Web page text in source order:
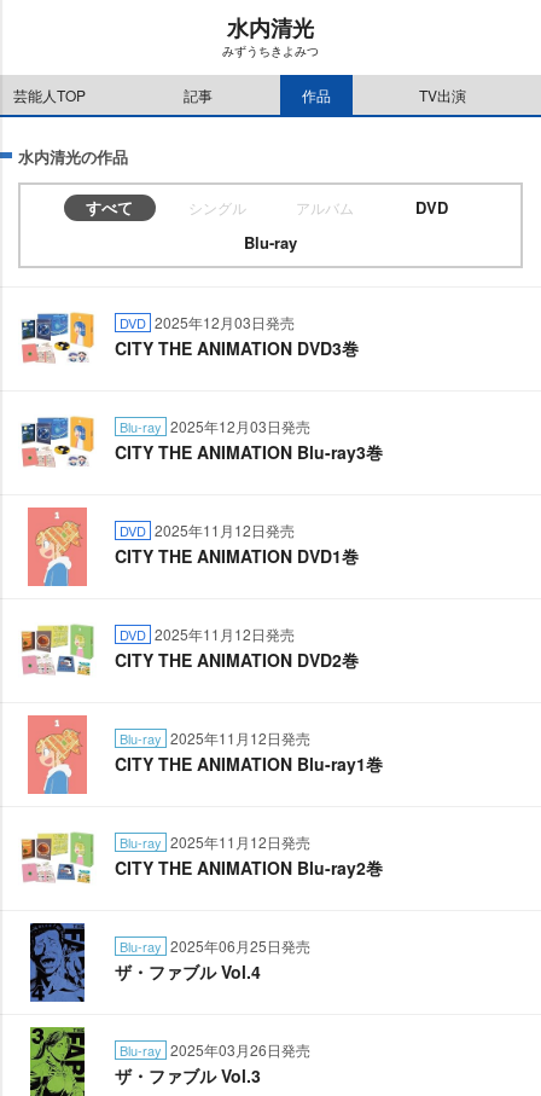
水内清光
みずうちきよみつ
芸能人TOP 記事 作品 TV出演
水内清光の作品
すべて シングル アルバム
DVD
Blu-ray
DVD 2025年12月03日発売
CITY THE ANIMATION DVD3巻
Blu-ray 2025年12月03日発売
CITY THE ANIMATION Blu-ray3巻
DVD 2025年11月12日発売
CITY THE ANIMATION DVD1巻
DVD 2025年11月12日発売
CITY THE ANIMATION DVD2巻
Blu-ray 2025年11月12日発売
CITY THE ANIMATION Blu-ray1巻
Blu-ray 2025年11月12日発売
CITY THE ANIMATION Blu-ray2巻
Blu-ray 2025年06月25日発売
ザ・ファブル Vol.4
Blu-ray 2025年03月26日発売
ザ・ファブル Vol.3